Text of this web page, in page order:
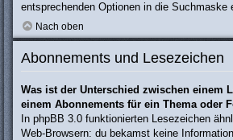
entsprechenden Optionen in die Suchmaske
Nach oben
Abonnements und Lesezeichen
Was ist der Unterschied zwischen einem
einem Abonnements für ein Thema oder
In phpBB 3.0 funktionierten Lesezeichen
Web-Browsern: du bekamst keine